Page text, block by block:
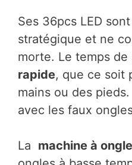
Ses 36pcs LED
stratégique et ne
morte. Le temps de
rapide, que ce soit
mains ou des
avec les faux
La machine à